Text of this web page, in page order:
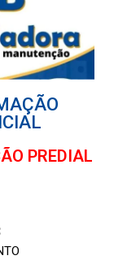
PREDIAL